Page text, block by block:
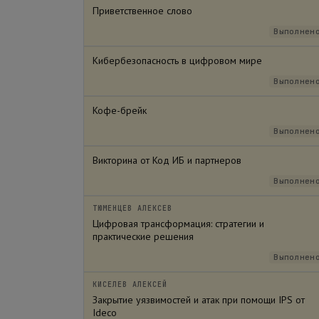
Приветственное слово
Выполнено
Кибербезопасность в цифровом мире
Выполнено
Кофе-брейк
Выполнено
Викторина от Код ИБ и партнеров
Выполнено
ТЮМЕНЦЕВ АЛЕКСЕВ
Цифровая трансформация: стратегии и
практические решения
Выполнено
КИСЕЛЕВ АЛЕКСЕЙ
Закрытие уязвимостей и атак при помощи IPS от
Ideco